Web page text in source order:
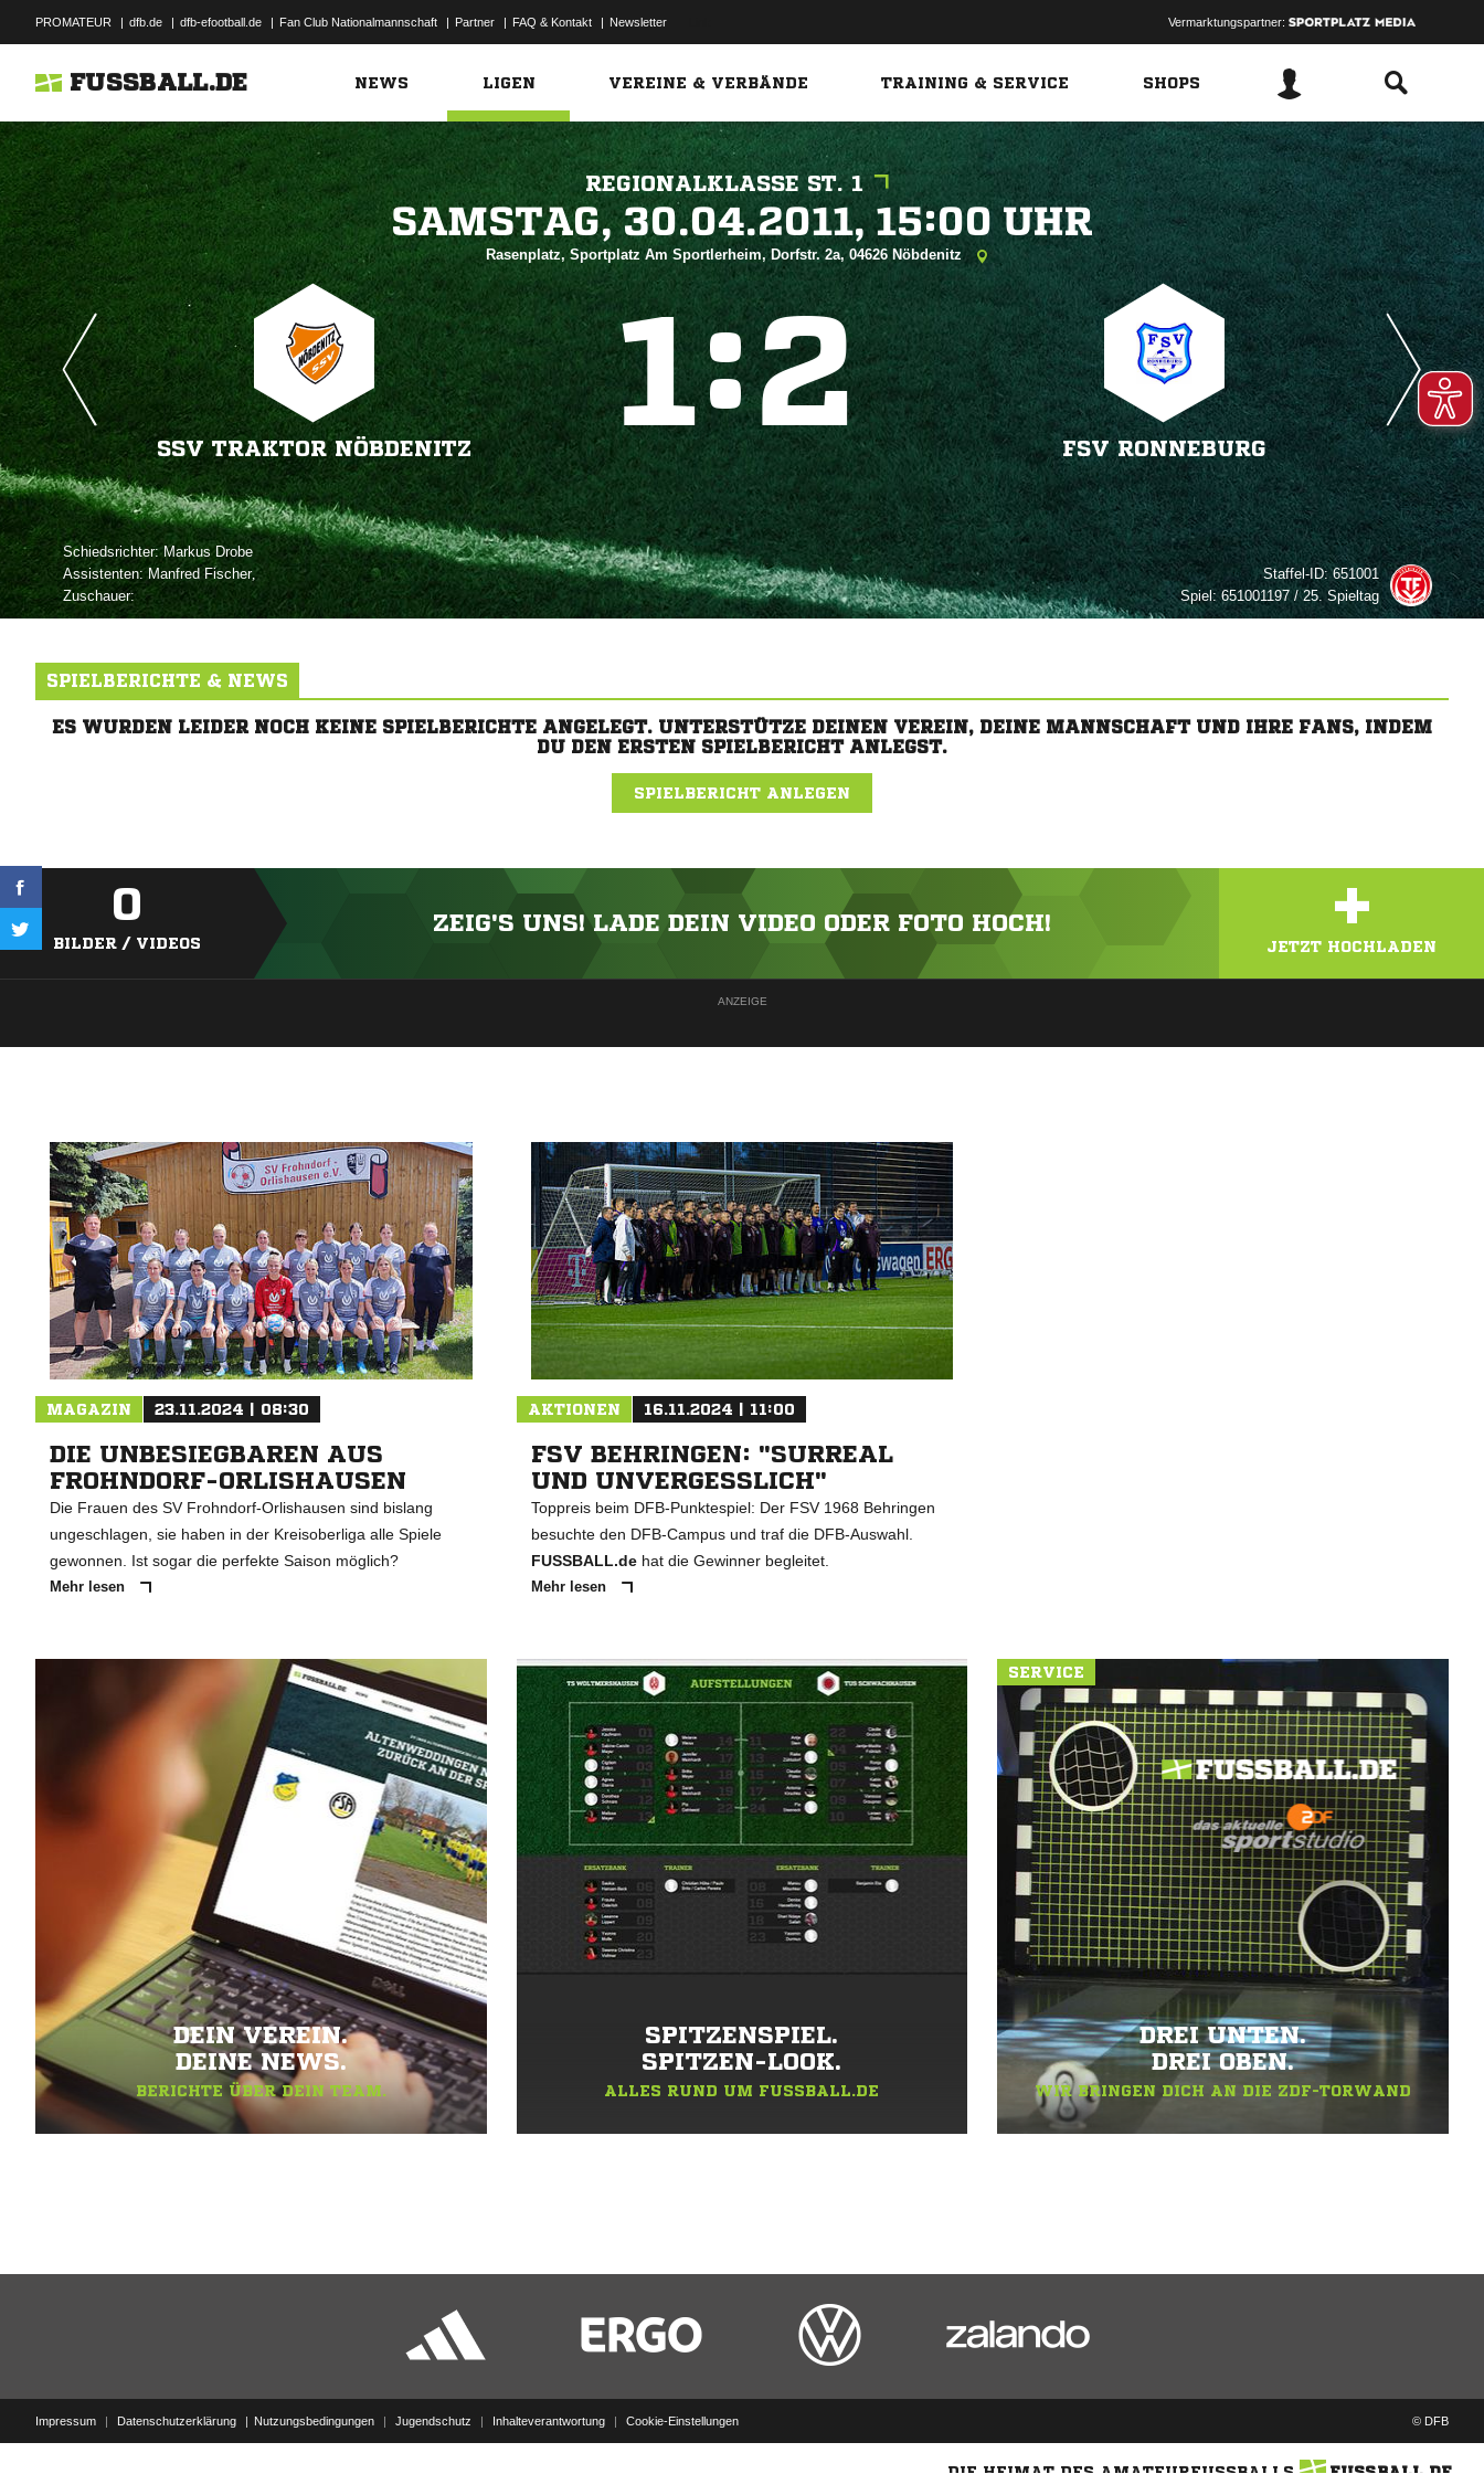
PROMATEUR | dfb.de | dfb-efootball.de | Fan Club Nationalmannschaft | Partner | FAQ & Kontakt | Newsletter Vermarktungspartner:
FUSSBALL.DE NEWS LIGEN VEREINE & VERBÄNDE TRAINING & SERVICE SHOPS
REGIONALKLASSE ST. 1
   
Rasenplatz, Sportplatz Am Sportlerheim, Dorfstr. 2a, 04626 Nöbdenitz
SSV TRAKTOR NÖBDENITZ
:
FSV RONNEBURG
Schiedsrichter: 
Assistenten: ,
Zuschauer:
Staffel-ID:651001
Spiel:651001197 / 25. Spieltag
SPIELBERICHTE & NEWS
ES WURDEN LEIDER NOCH KEINE SPIELBERICHTE ANGELEGT. UNTERSTÜTZE DEINEN VEREIN, DEINE MANNSCHAFT UND IHRE FANS, INDEM
DU DEN ERSTEN SPIELBERICHT ANLEGST.
SPIELBERICHT ANLEGEN
0
BILDER / VIDEOS
ZEIG'S UNS! LADE DEIN VIDEO ODER FOTO HOCH! +
JETZT HOCHLADEN
ANZEIGE
MAGAZIN 23.11.2024 | 08:30
DIE UNBESIEGBAREN AUS
FROHNDORF-ORLISHAUSEN
Die Frauen des SV Frohndorf-Orlishausen sind bislang
ungeschlagen, sie haben in der Kreisoberliga alle Spiele
gewonnen. Ist sogar die perfekte Saison möglich?
Mehr lesen
AKTIONEN 16.11.2024 | 11:00
FSV BEHRINGEN: "SURREAL
UND UNVERGESSLICH"
Toppreis beim DFB-Punktespiel: Der FSV 1968 Behringen
besuchte den DFB-Campus und traf die DFB-Auswahl.
FUSSBALL.dehat die Gewinner begleitet.
Mehr lesen
DEIN VEREIN.
DEINE NEWS.
BERICHTE ÜBER DEIN TEAM.
SPITZENSPIEL.
SPITZEN-LOOK.
ALLES RUND UM FUSSBALL.DE
SERVICE
DREI UNTEN.
DREI OBEN.
WIR BRINGEN DICH AN DIE ZDF-TORWAND
Impressum | Datenschutzerklärung Nutzungsbedingungen | Jugendschutz | Inhalteverantwortung | Cookie-Einstellungen © DFB